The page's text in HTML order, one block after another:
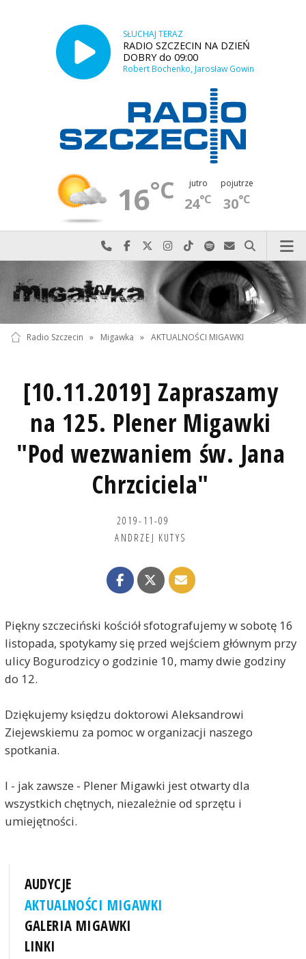
SŁUCHAJ TERAZ
RADIO SZCZECIN NA DZIEŃ
DOBRY do 09:00
Robert Bochenko, Jarosław Gowin
16°C jutro
24°C
pojutrze
30°C
Najlepiej po prostu do nas zadzwoń
Odwiedź nas na Facebook-u
Odwiedź nas na X
Odwiedź nas na Instagram-ie
Odwiedź nas na TikTok-u
Szukaj nas na Spotify
Wyślij do nas
Szukaj
Radio Szczecin » Migawka » AKTUALNOŚCI MIGAWKI
[10.11.2019] Zapraszamy
na 125. Plener Migawki
"Pod wezwaniem św. Jana
Chrzciciela"
2019-11-09
ANDRZEJ KUTYS
Piękny szczeciński kościół sfotografujemy w sobotę 16
listopada, spotykamy się przed wejściem głównym przy
ulicy Bogurodzicy o godzinie 10, mamy dwie godziny
do 12.
Dziękujemy księdzu doktorowi Aleksandrowi
Ziejewskiemu za pomoc w organizacji naszego
spotkania.
I - jak zawsze - Plener Migawki jest otwarty dla
wszystkich chętnych, niezależnie od sprzętu i
umiejętności.
AUDYCJE
AKTUALNOŚCI MIGAWKI
GALERIA MIGAWKI
LINKI